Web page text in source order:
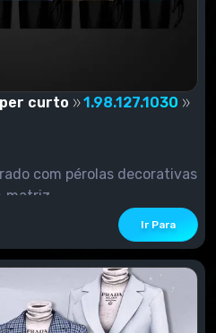
curto
1.98.127.1030
com pérolas decorativas
opções de cores. A matriz...
Ir Para